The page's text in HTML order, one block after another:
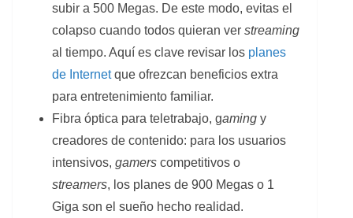
subir a 500 Megas. De este modo, evitas el
colapso cuando todos quieran ver streaming
al tiempo. Aquí es clave revisar los planes
de Internetque ofrezcan beneficios extra
para entretenimiento familiar.
Fibra óptica para teletrabajo, gaming y
creadores de contenido: para los usuarios
intensivos, gamers competitivos o
streamers, los planes de 900 Megas o 1
Giga son el sueño hecho realidad.